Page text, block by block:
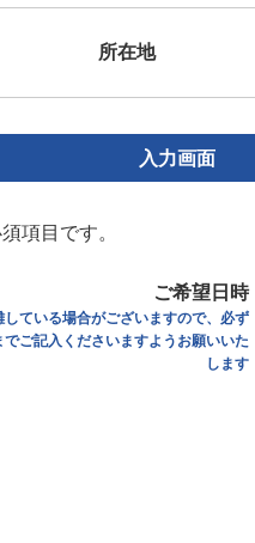
所在地
入力画面
項目です。
ご希望日時
ている場合がございますので、必ず
でご記入くださいますようお願いいた
します